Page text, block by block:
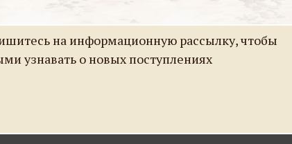
на информационную рассылку, чтобы
узнавать о новых поступлениях